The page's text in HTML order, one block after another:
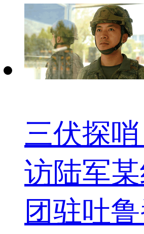
三伏探
访陆军
团驻吐